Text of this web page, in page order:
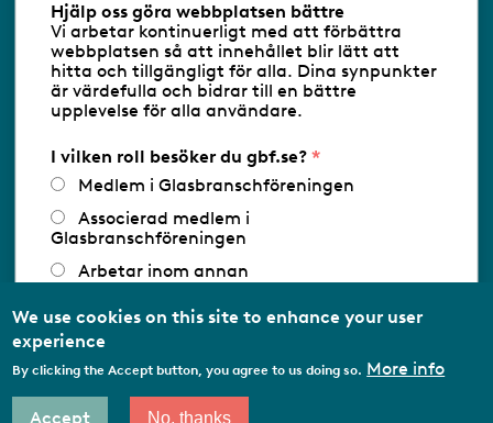
Följ oss via RSS
Databasens namn:www.gbf.se-
Glasbranschföreningen AB - Ansvarig
utgivare: Sofia Wahlgren
Hjälp oss göra webbplatsen bättre
Vi arbetar kontinuerligt med att förbättra
webbplatsen så att innehållet blir lätt att
hitta och tillgängligt för alla. Dina synpunkter
är värdefulla och bidrar till en bättre
upplevelse för alla användare.
I vilken roll besöker du gbf.se?
Medlem i Glasbranschföreningen
Associerad medlem i
Glasbranschföreningen
Arbetar inom annan
Utbildningsaktör
We use cookies on this site to enhance your user
experience
By clicking the Accept button, you agree to us doing so. More info
Accept No, thanks